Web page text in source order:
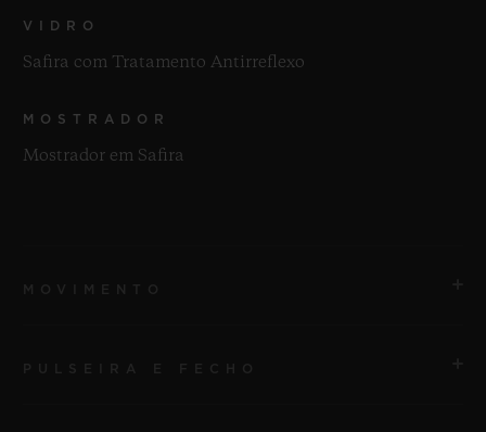
VIDRO
Safira com Tratamento Antirreflexo
MOSTRADOR
Mostrador em Safira